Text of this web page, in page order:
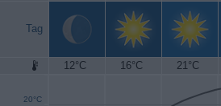
Tag
12°C 16°C 21°C
20°C
25°C